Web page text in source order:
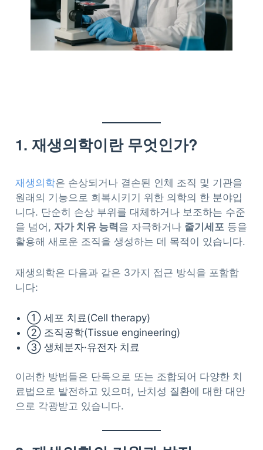
1. 재생의학이란 무엇인가?
재생의학은 손상되거나 결손된 인체 조직 및 기관을
원래의 기능으로 회복시키기 위한 의학의 한 분야입
니다. 단순히 손상 부위를 대체하거나 보조하는 수준
을 넘어, 자가 치유 능력 을 자극하거나 줄기세포 등을
활용해 새로운 조직을 생성하는 데 목적이 있습니다.
재생의학은 다음과 같은 3가지 접근 방식을 포함합
니다:
① 세포 치료(Cell therapy)
② 조직공학(Tissue engineering)
③ 생체분자·유전자 치료
이러한 방법들은 단독으로 또는 조합되어 다양한 치
료법으로 발전하고 있으며, 난치성 질환에 대한 대안
으로 각광받고 있습니다.